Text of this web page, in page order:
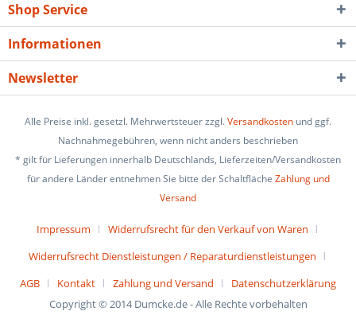
Shop Service
Informationen
Newsletter
Alle Preise inkl. gesetzl. Mehrwertsteuer zzgl.Versandkosten und ggf.
Nachnahmegebühren, wenn nicht anders beschrieben
* gilt für Lieferungen innerhalb Deutschlands, Lieferzeiten/Versandkosten
für andere Länder entnehmen Sie bitte der Schaltfläche Zahlung und
Versand
Impressum
Widerrufsrecht für den Verkauf von Waren
Widerrufsrecht Dienstleistungen / Reparaturdienstleistungen
AGB
Kontakt Zahlung und Versand
Datenschutzerklärung
Copyright © 2014 Dumcke.de - Alle Rechte vorbehalten